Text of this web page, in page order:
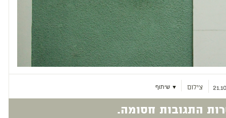
צילום ▼ שיתוף
התגובות חסומה.